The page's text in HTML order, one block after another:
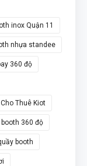
inox Quận 11
nhựa standee
360 độ
Cho Thuê Kiot
360 độ
booth